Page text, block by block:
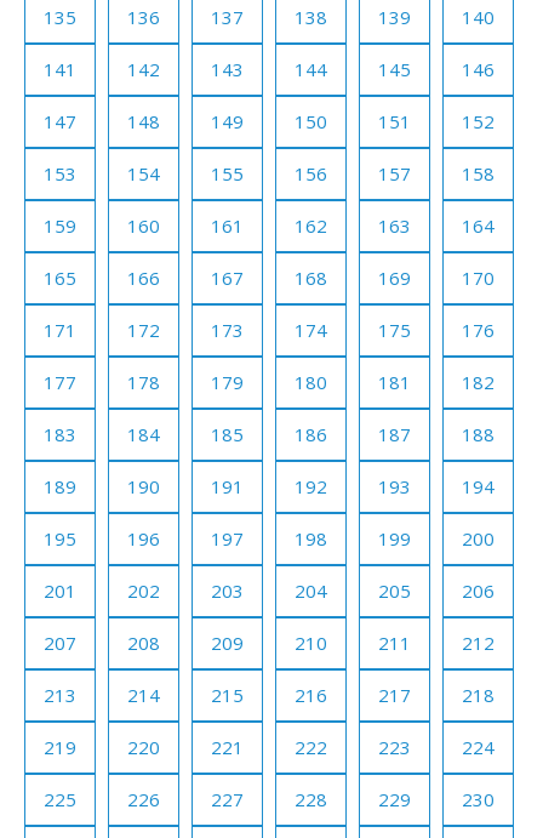
135 136 137 138 139 140
141 142 143 144 145 146
147 148 149 150 151 152
153 154 155 156 157 158
159 160 161 162 163 164
165 166 167 168 169 170
171 172 173 174 175 176
177 178 179 180 181 182
183 184 185 186 187 188
189 190 191 192 193 194
195 196 197 198 199 200
201 202 203 204 205 206
207 208 209 210 211 212
213 214 215 216 217 218
219 220 221 222 223 224
225 226 227 228 229 230